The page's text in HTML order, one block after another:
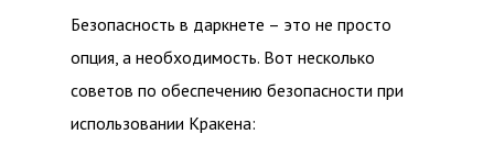
Безопасность в даркнете – это не просто
опция, а необходимость. Вот несколько
советов по обеспечению безопасности при
использовании Кракена: